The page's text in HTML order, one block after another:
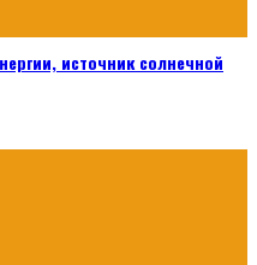
источник солнечной